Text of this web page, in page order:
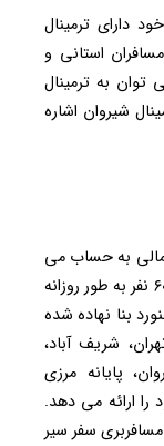
دارای ترمینال
استانی و
توان به ترمینال
شیروان اشاره
به حساب می
آید. سهم این ترمینال در جا به جائی مسافر ۶۰۰ نفر به طور روزانه
بنا نهاده شده
شریف آباد،
پایانه مرزی
ارائه می دهد.
سفر سیر